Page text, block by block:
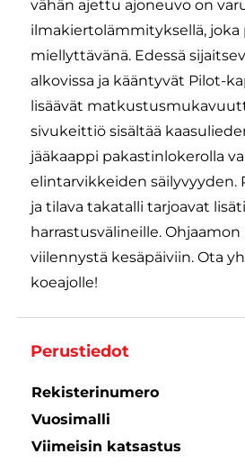
vähän ajettu ajoneuvo on
ilmakiertolämmityksellä, joka
miellyttävänä. Edessä
alkovissa ja kääntyvät Pilot-
lisäävät
sivukeittiö sisältää
jääkaappi pakastinlokerolla
elintarvikkeiden säilyvyyden.
ja tilava takatalli tarjoavat
harrastusvälineille.
viilennystä kesäpäiviin. Ota
koeajolle!
Perustiedot
Rekisterinumero
Vuosimalli
Viimeisin katsastus